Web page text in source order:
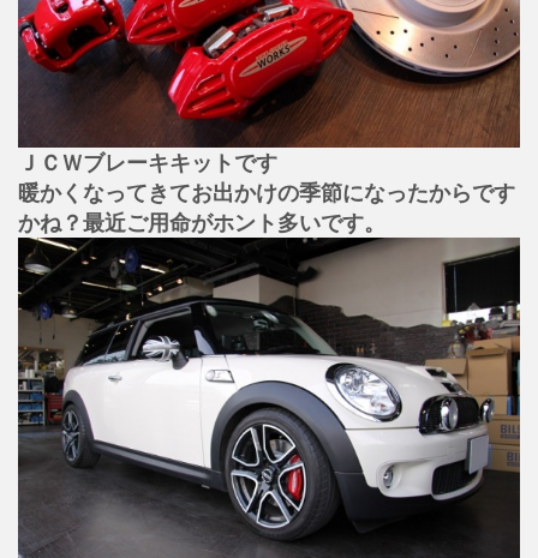
ＪＣＷブレーキキットです
暖かくなってきてお出かけの季節になったからです
かね？最近ご用命がホント多いです。